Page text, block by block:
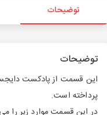
توضیحات
توضیحات
این قسمت از پادکست
پرداخته است.
در این قسمت موارد زیر را